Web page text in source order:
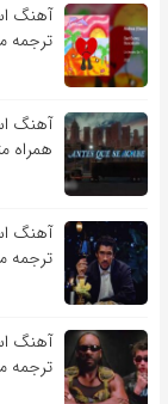
ترجمه
همراه
ترجمه
ترجمه